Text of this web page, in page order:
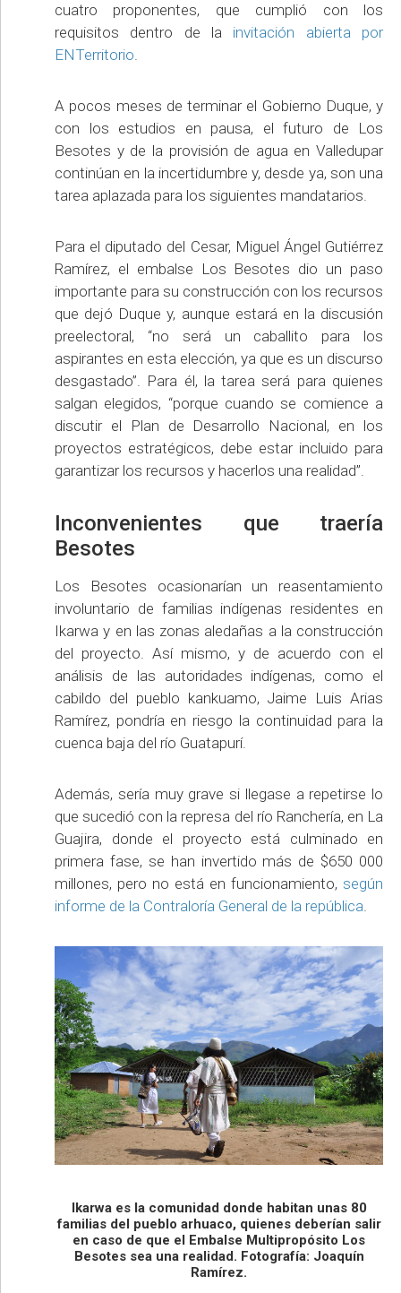
cuatro proponentes, que cumplió con los
requisitos dentro de la invitación abierta por
ENTerritorio.
A pocos meses de terminar el Gobierno Duque, y
con los estudios en pausa, el futuro de Los
Besotes y de la provisión de agua en Valledupar
continúan en la incertidumbre y, desde ya, son una
tarea aplazada para los siguientes mandatarios.
Para el diputado del Cesar, Miguel Ángel Gutiérrez
Ramírez, el embalse Los Besotes dio un paso
importante para su construcción con los recursos
que dejó Duque y, aunque estará en la discusión
preelectoral, “no será un caballito para los
aspirantes en esta elección, ya que es un discurso
desgastado”. Para él, la tarea será para quienes
salgan elegidos, “porque cuando se comience a
discutir el Plan de Desarrollo Nacional, en los
proyectos estratégicos, debe estar incluido para
garantizar los recursos y hacerlos una realidad”.
Inconvenientes que traería
Besotes
Los Besotes ocasionarían un reasentamiento
involuntario de familias indígenas residentes en
Ikarwa y en las zonas aledañas a la construcción
del proyecto. Así mismo, y de acuerdo con el
análisis de las autoridades indígenas, como el
cabildo del pueblo kankuamo, Jaime Luis Arias
Ramírez, pondría en riesgo la continuidad para la
cuenca baja del río Guatapurí.
Además, sería muy grave si llegase a repetirse lo
que sucedió con la represa del río Ranchería, en La
Guajira, donde el proyecto está culminado en
primera fase, se han invertido más de $650 000
millones, pero no está en funcionamiento, según
informe de la Contraloría General de la república.
Ikarwa es la comunidad donde habitan unas 80
familias del pueblo arhuaco, quienes deberían salir
en caso de que el Embalse Multipropósito Los
Besotes sea una realidad. Fotografía: Joaquín
Ramírez.